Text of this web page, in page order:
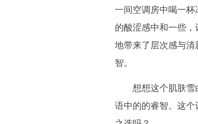
一间空调房中喝一
的酸涩感中和一些
地带来了层次感与
智。
想想这个肌肤雪
语中的的睿智。这